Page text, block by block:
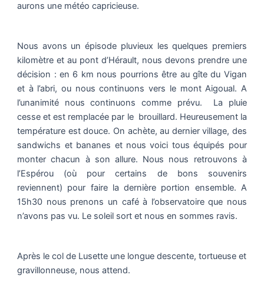
aurons une météo capricieuse.
Nous avons un épisode pluvieux les quelques premiers
kilomètre et au pont d’Hérault, nous devons prendre une
décision : en 6 km nous pourrions être au gîte du Vigan
et à l’abri, ou nous continuons vers le mont Aigoual. A
l’unanimité nous continuons comme prévu. La pluie
cesse et est remplacée par le brouillard. Heureusement la
température est douce. On achète, au dernier village, des
sandwichs et bananes et nous voici tous équipés pour
monter chacun à son allure. Nous nous retrouvons à
l’Espérou (où pour certains de bons souvenirs
reviennent) pour faire la dernière portion ensemble. A
15h30 nous prenons un café à l’observatoire que nous
n’avons pas vu. Le soleil sort et nous en sommes ravis.
Après le col de Lusette une longue descente, tortueuse et
gravillonneuse, nous attend.